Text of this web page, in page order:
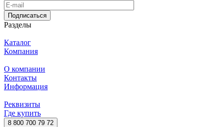
Подписаться
Разделы
Каталог
Компания
О компании
Контакты
Информация
Реквизиты
Где купить
8 800 700 79 72